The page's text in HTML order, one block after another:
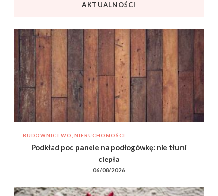
AKTUALNOŚCI
BUDOWNICTWO, NIERUCHOMOŚCI
Podkład pod panele na podłogówkę: nie tłumi
ciepła
06/08/2026